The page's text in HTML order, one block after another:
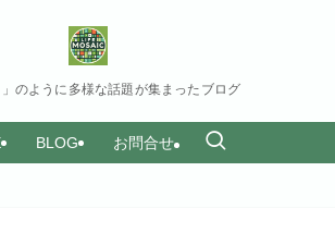
」のように多様な話題が集まったブログ
BLOG お問合せ